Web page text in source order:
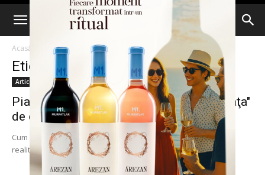
Acasă Etichete Ideea de succes
Etichetă: ideea de succes
Articole
Pianul care face cocktail-uri, adus "pe piaţa"
de două tinere. Cum...
Cum să fii cuprins de vraja muzicii care te îmbăta şi te rupe de
realitate şi la propriu, şi la figurat? Ei bine, două...